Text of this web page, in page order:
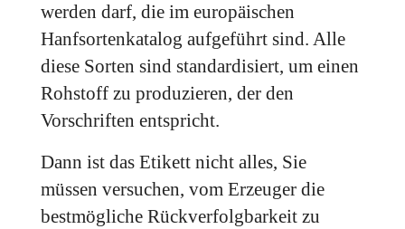
werden darf, die im europäischen
Hanfsortenkatalog aufgeführt sind. Alle
diese Sorten sind standardisiert, um einen
Rohstoff zu produzieren, der den
Vorschriften entspricht.
Dann ist das Etikett nicht alles, Sie
müssen versuchen, vom Erzeuger die
bestmögliche Rückverfolgbarkeit zu